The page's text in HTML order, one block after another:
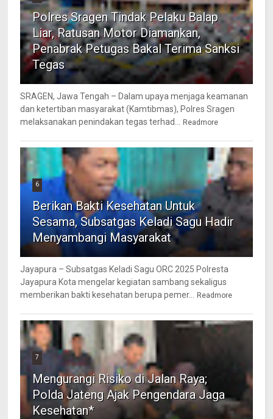
Polres Sragen Tindak Pelaku Balap
Liar, Ratusan Motor Diamankan,
Penabrak Petugas Bakal Terima Sanksi
Tegas
SRAGEN, Jawa Tengah – Dalam upaya menjaga keamanan
dan ketertiban masyarakat (Kamtibmas), Polres Sragen
melaksanakan penindakan tegas terhad...
Readmore
6
Berikan Bakti Kesehatan Untuk
Sesama, Subsatgas Keladi Sagu Hadir
Menyambangi Masyarakat
Jayapura – Subsatgas Keladi Sagu ORC 2025 Polresta
Jayapura Kota mengelar kegiatan sambang sekaligus
memberikan bakti kesehatan berupa pemer...
Readmore
7
Mengurangi Risiko di Jalan Raya;
Polda Jateng Ajak Pengendara Jaga
Kesehatan*